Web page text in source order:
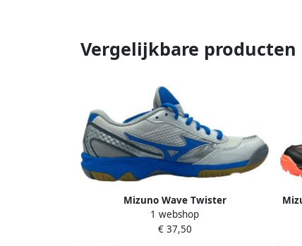
Vergelijkbare producten
Mizuno Wave Twister
1 webshop
€ 37,50